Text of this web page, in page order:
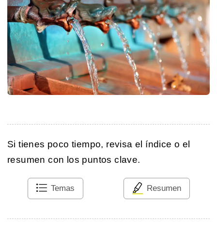
Si tienes poco tiempo, revisa el índice o el
resumen con los puntos clave.
Temas Resumen